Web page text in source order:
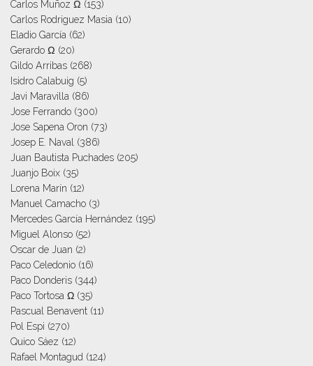
Carlos Muñoz Ω (153)
Carlos Rodriguez Masia (10)
Eladio García (62)
Gerardo Ω (20)
Gildo Arribas (268)
Isidro Calabuig (5)
Javi Maravilla (86)
Jose Ferrando (300)
Jose Sapena Oron (73)
Josep E. Naval
(386)
Juan Bautista Puchades (205)
Juanjo Boix (35)
Lorena Marín (12)
Manuel Camacho (3)
Mercedes García Hernández (195)
Miguel Alonso (52)
Oscar de Juan (2)
Paco Celedonio (16)
Paco Donderis (344)
Paco Tortosa Ω (35)
Pascual Benavent (11)
Pol Espi (270)
Quico Sáez (12)
Rafael Montagud (124)